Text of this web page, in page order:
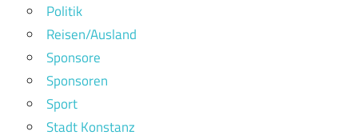
Politik
Reisen/Ausland
Sponsore
Sponsoren
Sport
Stadt Konstanz